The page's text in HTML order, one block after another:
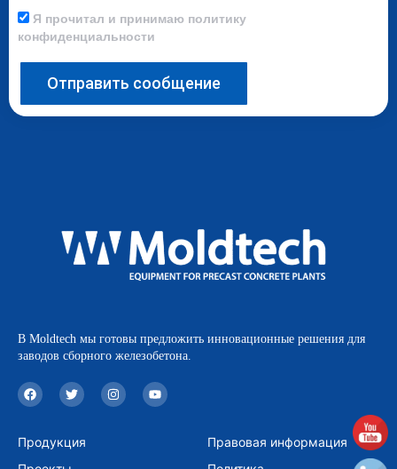
Я прочитал и принимаю политику
конфиденциальности
Отправить сообщение
В Moldtech мы готовы предложить инновационные решения для
заводов сборного железобетона.
F
a
c
b
o
T
w
i
t
e
I
n
s
Y
o
u
Продукция
Правовая информация